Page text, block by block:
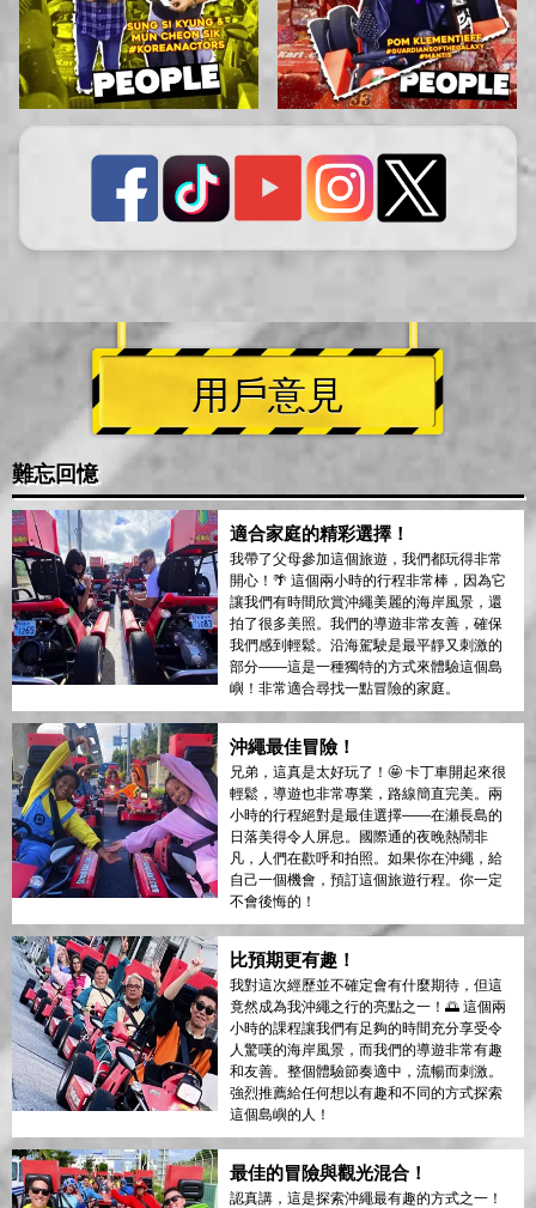
用戶意見
難忘回憶
適合家庭的精彩選擇！
我帶了父母參加這個旅遊，我們都玩得非常
開心！🌴 這個兩小時的行程非常棒，因為它
讓我們有時間欣賞沖繩美麗的海岸風景，還
拍了很多美照。我們的導遊非常友善，確保
我們感到輕鬆。沿海駕駛是最平靜又刺激的
部分——這是一種獨特的方式來體驗這個島
嶼！非常適合尋找一點冒險的家庭。
沖繩最佳冒險！
兄弟，這真是太好玩了！🤩 卡丁車開起來很
輕鬆，導遊也非常專業，路線簡直完美。兩
小時的行程絕對是最佳選擇——在瀬長島的
日落美得令人屏息。國際通的夜晚熱鬧非
凡，人們在歡呼和拍照。如果你在沖繩，給
自己一個機會，預訂這個旅遊行程。你一定
不會後悔的！
比預期更有趣！
我對這次經歷並不確定會有什麼期待，但這
竟然成為我沖繩之行的亮點之一！🌅 這個兩
小時的課程讓我們有足夠的時間充分享受令
人驚嘆的海岸風景，而我們的導遊非常有趣
和友善。整個體驗節奏適中，流暢而刺激。
強烈推薦給任何想以有趣和不同的方式探索
這個島嶼的人！
最佳的冒險與觀光混合！
認真講，這是探索沖繩最有趣的方式之一！